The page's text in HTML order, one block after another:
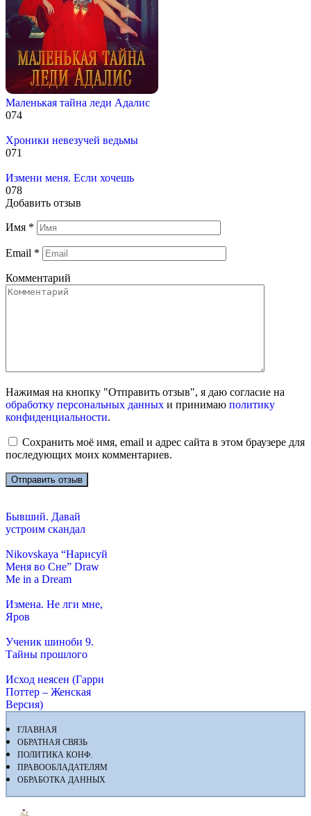
Маленькая тайна леди Адалис
074
Хроники невезучей ведьмы
071
Измени меня. Если хочешь
078
Добавить отзыв
Имя *
Email *
Комментарий
Нажимая на кнопку "Отправить отзыв", я даю согласие на
обработку персональных данных и принимаю политику
конфиденциальности.
Сохранить моё имя, email и адрес сайта в этом браузере для
последующих моих комментариев.
Бывший. Давай
устроим скандал
Nikovskaya “Нарисуй
Меня во Сне” Draw
Me in a Dream
Измена. Не лги мне,
Яров
Ученик шиноби 9.
Тайны прошлого
Исход неясен (Гарри
Поттер – Женская
Версия)
ГЛАВНАЯ
ОБРАТНАЯ СВЯЗЬ
ПОЛИТИКА КОНФ.
ПРАВООБЛАДАТЕЛЯМ
ОБРАБОТКА ДАННЫХ